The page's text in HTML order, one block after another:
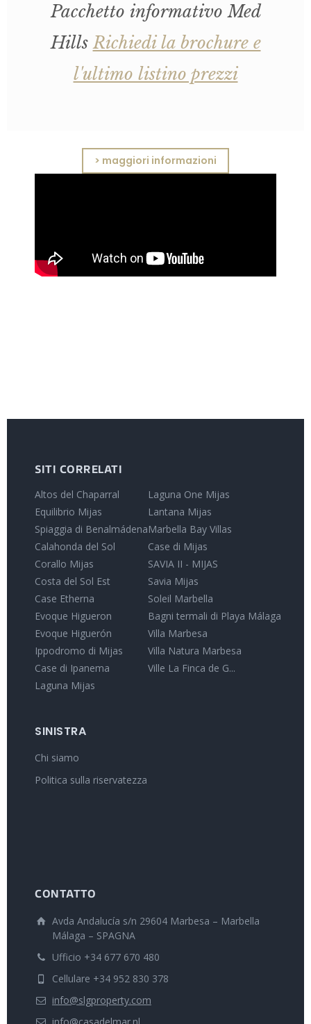
Pacchetto informativo Med
HillsRichiedi la brochure e
l'ultimo listino prezzi
> maggiori informazioni
SITI CORRELATI
Altos del Chaparral
Equilibrio Mijas
Spiaggia di Benalmádena
Calahonda del Sol
Corallo Mijas
Costa del Sol Est
Case Etherna
Evoque Higueron
Evoque Higuerón
Ippodromo di Mijas
Case di Ipanema
Laguna Mijas
Laguna One Mijas
Lantana Mijas
Marbella Bay Villas
Case di Mijas
SAVIA II - MIJAS
Savia Mijas
Soleil Marbella
Bagni termali di Playa Málaga
Villa Marbesa
Villa Natura Marbesa
Ville La Finca de G...
SINISTRA
Chi siamo
Politica sulla riservatezza
CONTATTO
Avda Andalucía s/n 29604 Marbesa – Marbella
Málaga – SPAGNA
Ufficio +34 677 670 480
Cellulare +34 952 830 378
info@slgproperty.com